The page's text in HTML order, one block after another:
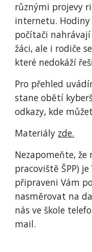
různými projevy
internetu. Hodiny
počítači
žáci, ale i rodiče
které nedokáží
Pro přehled
stane obětí
odkazy, kde
Materiály zde.
Nezapomeňte, že
pracoviště ŠPP)
připraveni Vám
nasměrovat na
nás ve škole
mail.